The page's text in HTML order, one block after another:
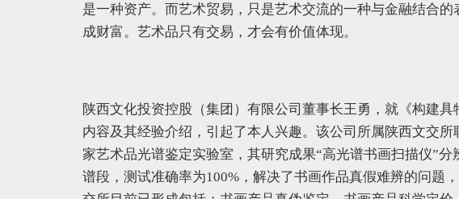
是一种资产。而艺术贸易，只是艺术交流的一种与金融结合
成财富。艺术品只有交易，才会有价值体现。
陕西文化投资控股（集团）有限公司董事长王勇，就《构建
内容及其经验介绍，引起了本人兴趣。该公司所属陕西文交
家艺术品光谱鉴定实验室，其研究成果“高光谱书画扫描仪”
谱段，测试准确率为100%，解决了书画作品真假难辨的问题